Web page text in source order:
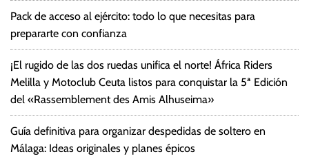
Pack de acceso al ejército: todo lo que necesitas para
prepararte con confianza
¡El rugido de las dos ruedas unifica el norte! África Riders
Melilla y Motoclub Ceuta listos para conquistar la 5ª Edición
del «Rassemblement des Amis Alhuseima»
Guía definitiva para organizar despedidas de soltero en
Málaga: Ideas originales y planes épicos